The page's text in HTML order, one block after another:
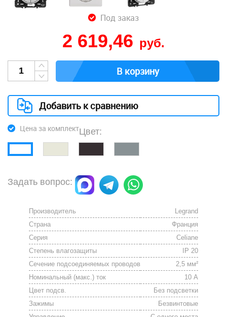
Под заказ
2 619,46 руб.
В корзину
Добавить к сравнению
Цена за комплектЦвет:
Задать вопрос:
Производитель
Legrand
Страна
Франция
Серия
Celiane
Степень влагозащиты
IP 20
Сечение подсоединяемых проводов
2,5 мм²
Номинальный (макс.) ток
10 А
Цвет подсв.
Без подсветки
Зажимы
Безвинтовые